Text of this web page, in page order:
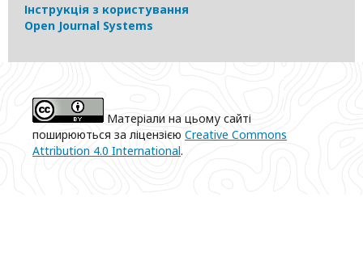
Інструкція з користування
Open Journal Systems
Матеріали на цьому сайті
поширюються за ліцензією Creative Commons
Attribution 4.0 International.